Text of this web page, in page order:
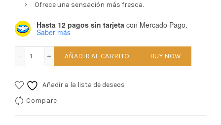
Ofrece una sensación más fresca.
Hasta 12 pagos sin tarjeta con Mercado Pago.
Saber más
BÁLSAMO DE PAPRIKA DOBLE EFECTO DR. C. TUNA TUBO
AÑADIR AL CARRITO BUY NOW
Añadir a la lista de deseos
Compare